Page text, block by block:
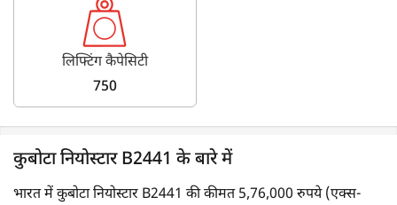
लिफ्टिंग कैपेसिटी
750
कुबोटा नियोस्टार B2441 के बारे में
भारत में कुबोटा नियोस्टार B2441 की कीमत 5,76,000 रुपये (एक्स-